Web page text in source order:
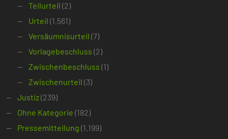
Teilurteil (2)
Urteil (1.561)
Versäumnisurteil (7)
Vorlagebeschluss (2)
Zwischenbeschluss (1)
Zwischenurteil (3)
Justiz(239)
Ohne Kategorie (182)
Pressemitteilung (1.199)